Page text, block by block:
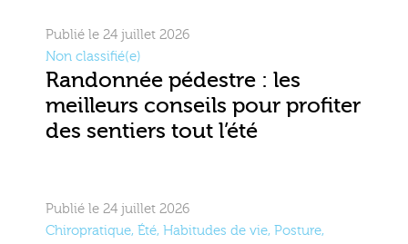
Publié le 24 juillet 2026
Non classifié(e)
Randonnée pédestre : les
meilleurs conseils pour profiter
des sentiers tout l’été
Publié le 24 juillet 2026
Chiropratique, Été, Habitudes de vie, Posture,